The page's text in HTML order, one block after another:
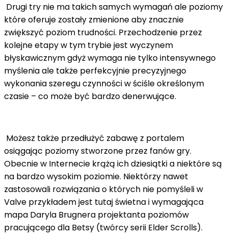
Drugi try nie ma takich samych wymagań ale poziomy
które oferuje zostały zmienione aby znacznie
zwiększyć poziom trudności. Przechodzenie przez
kolejne etapy w tym trybie jest wyczynem
błyskawicznym gdyż wymaga nie tylko intensywnego
myślenia ale także perfekcyjnie precyzyjnego
wykonania szeregu czynności w ściśle określonym
czasie – co może być bardzo denerwujące.
Możesz także przedłużyć zabawę z portalem
osiągając poziomy stworzone przez fanów gry.
Obecnie w Internecie krążą ich dziesiątki a niektóre są
na bardzo wysokim poziomie. Niektórzy nawet
zastosowali rozwiązania o których nie pomyśleli w
Valve przykładem jest tutaj świetna i wymagająca
mapa Daryla Brugnera projektanta poziomów
pracującego dla Betsy (twórcy serii Elder Scrolls).